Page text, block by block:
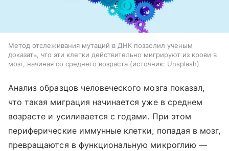
Метод отслеживания мутаций в ДНК позволил ученым
доказать, что эти клетки действительно мигрируют из крови в
мозг, начиная со среднего возраста
источник: Unsplash
Анализ образцов человеческого мозга показал,
что такая миграция начинается уже в среднем
возрасте и усиливается с годами. При этом
периферические иммунные клетки, попадая в мозг,
превращаются в функциональную микроглию —